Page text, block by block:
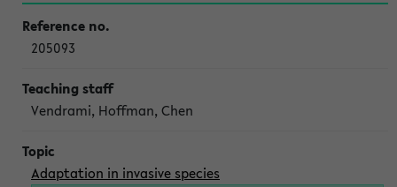
205093
Vendrami, Hoffman, Chen
Adaptation in invasive species